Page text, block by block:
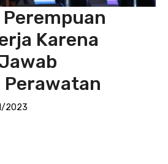
Perempuan
Karena
Perawatan
2023